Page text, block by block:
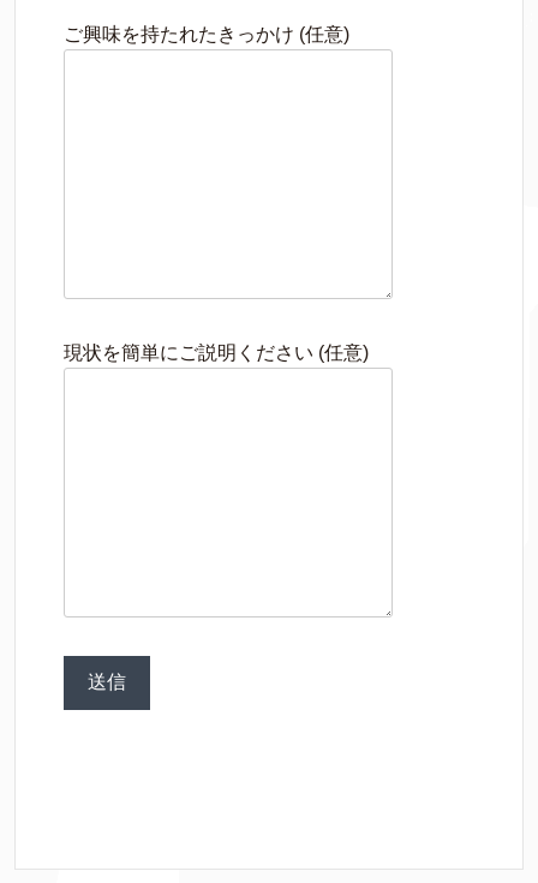
ご興味を持たれたきっかけ (任意)
現状を簡単にご説明ください (任意)